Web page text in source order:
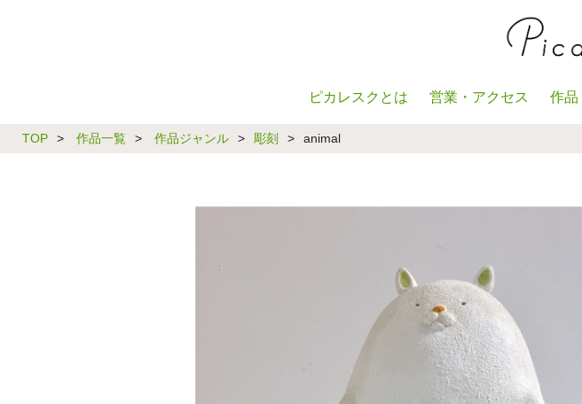
ピカレスクとは 営業・アクセス 作品
TOP > 作品一覧 > 作品ジャンル > 彫刻 > animal